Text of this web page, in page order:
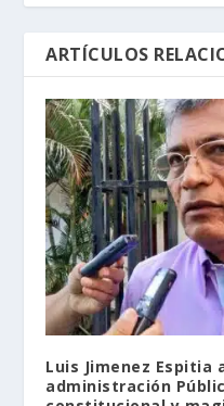
ARTÍCULOS
Luis Jimenez Espitia
administración